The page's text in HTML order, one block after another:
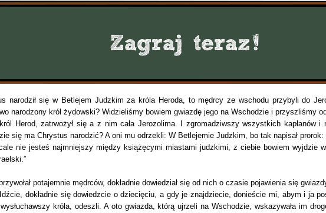
narodził się w Betlejem Judzkim za króla Heroda, to mędrcy ze wschodu przybyli do
narodzony król żydowski? Widzieliśmy bowiem gwiazdę jego na Wschodzie i przyszliśmy
Herod, zatrwożył się a z nim cała Jerozolima. I zgromadziwszy wszystkich kapłanów i
się ma Chrystus narodzić? A oni mu odrzekli: W Betlejemie Judzkim, bo tak napisał prorok:
nie jesteś najmniejszy między książęcymi miastami judzkimi, z ciebie bowiem wyjdzie
potajemnie mędrców, dokładnie dowiedział się od nich o czasie pojawienia się
dokładnie się dowiedzcie o dziecięciu, a gdy je znajdziecie, donieście mi, abym i ja
króla, odeszli. A oto gwiazda, którą ujrzeli na Wschodzie, wskazywała im